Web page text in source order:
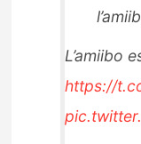
L’amiibo
https://